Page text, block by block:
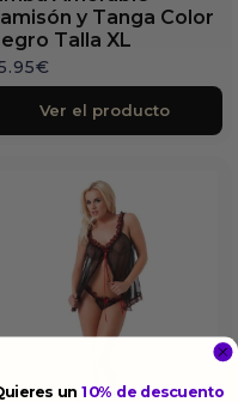
y Tanga Color
Talla XL
€
Ver el producto
un10% de descuento